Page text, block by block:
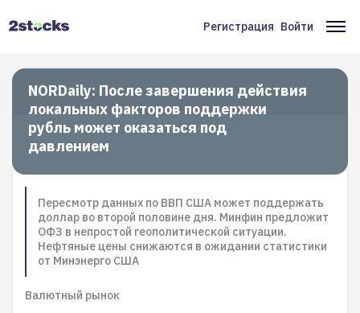
Меню
учётной
записи
пользователя
Регистрация Войти
NORDaily: После завершения действия
локальных факторов поддержки
рубль может оказаться под
давлением
Пересмотр данных по ВВП США может поддержать
доллар во второй половине дня. Минфин предложит
ОФЗ в непростой геополитической ситуации.
Нефтяные цены снижаются в ожидании статистики
от Минэнерго США
Валютный рынок